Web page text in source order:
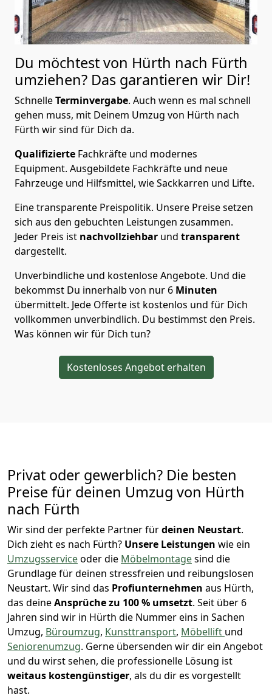
Du möchtest von Hürth nach Fürth
umziehen? Das garantieren wir Dir!
SchnelleTerminvergabe. Auch wenn es mal schnell
gehen muss, mit Deinem Umzug von Hürth nach
Fürth wir sind für Dich da.
Qualifizierte Fachkräfte und modernes
Equipment. Ausgebildete Fachkräfte und neue
Fahrzeuge und Hilfsmittel, wie Sackkarren und Lifte.
Eine transparente Preispolitik. Unsere Preise setzen
sich aus den gebuchten Leistungen zusammen.
Jeder Preis ist nachvollziehbar und transparent
dargestellt.
Unverbindliche und kostenlose Angebote. Und die
bekommst Du innerhalb von nur 6 Minuten
übermittelt. Jede Offerte ist kostenlos und für Dich
vollkommen unverbindlich. Du bestimmst den Preis.
Was können wir für Dich tun?
Kostenloses Angebot erhalten
Privat oder gewerblich? Die besten
Preise für deinen Umzug von Hürth
nach Fürth
Wir sind der perfekte Partner fürdeinen Neustart.
Dich zieht es nach Fürth? Unsere Leistungen wie ein
Umzugsserviceoder die Möbelmontagesind die
Grundlage für deinen stressfreien und reibungslosen
Neustart. Wir sind das Profiunternehmen aus Hürth,
das deineAnsprüche zu 100 % umsetzt. Seit über 6
Jahren sind wir in Hürth die Nummer eins in Sachen
Umzug, Büroumzug, Kunsttransport, Möbellift und
Seniorenumzug. Gerne übersenden wir dir ein Angebot
und du wirst sehen, die professionelle Lösung ist
weitaus kostengünstiger, als du dir es vorgestellt
hast.